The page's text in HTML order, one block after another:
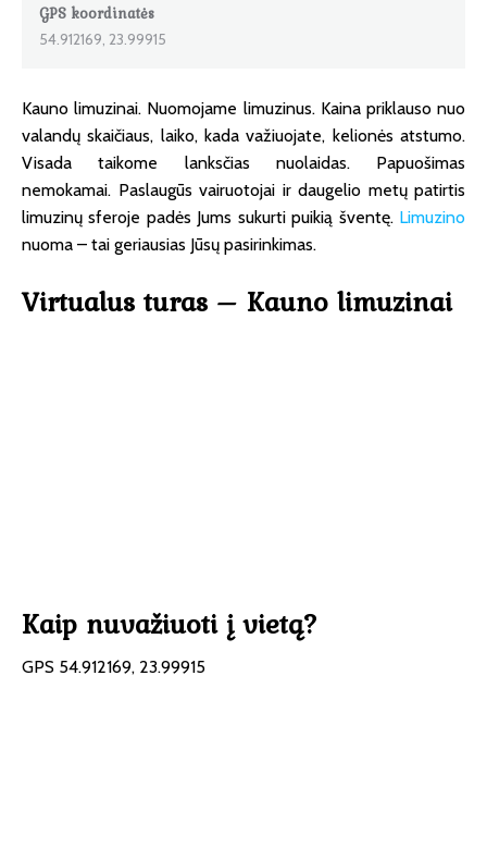
GPS koordinatės
54.912169, 23.99915
Kauno limuzinai. Nuomojame limuzinus. Kaina priklauso nuo
valandų skaičiaus, laiko, kada važiuojate, kelionės atstumo.
Visada taikome lanksčias nuolaidas. Papuošimas
nemokamai. Paslaugūs vairuotojai ir daugelio metų patirtis
limuzinų sferoje padės Jums sukurti puikią šventę. Limuzino
nuoma – tai geriausias Jūsų pasirinkimas.
Virtualus turas – Kauno limuzinai
Kaip nuvažiuoti į vietą?
GPS 54.912169, 23.99915